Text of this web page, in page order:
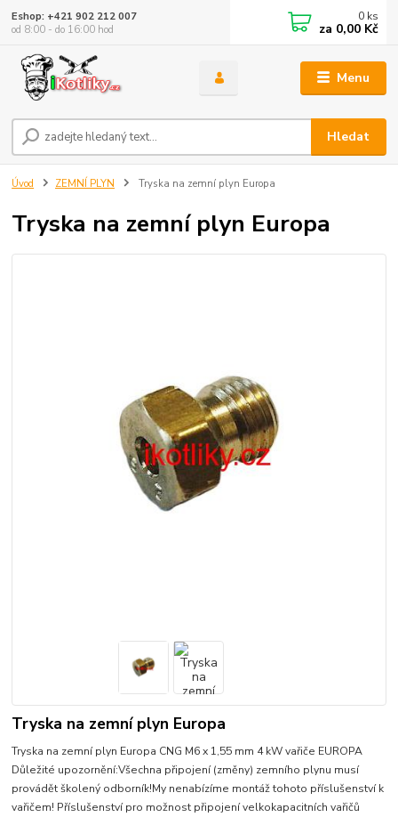
Menu
Hledat
Eshop: +421 902 212 007
od 8:00 - do 16:00 hod
0 ks
za 0,00 Kč
Úvod ZEMNÍ PLYN Tryska na zemní plyn Europa
Tryska na zemní plyn Europa
Tryska na zemní plyn Europa
Tryska na zemní plyn Europa CNG M6 x 1,55 mm 4 kW vařiče EUROPA
Důležité upozornění:Všechna připojení (změny) zemního plynu musí
provádět školený odborník!My nenabízíme montáž tohoto příslušenství k
vařičem! Příslušenství pro možnost připojení velkokapacitních vařičů